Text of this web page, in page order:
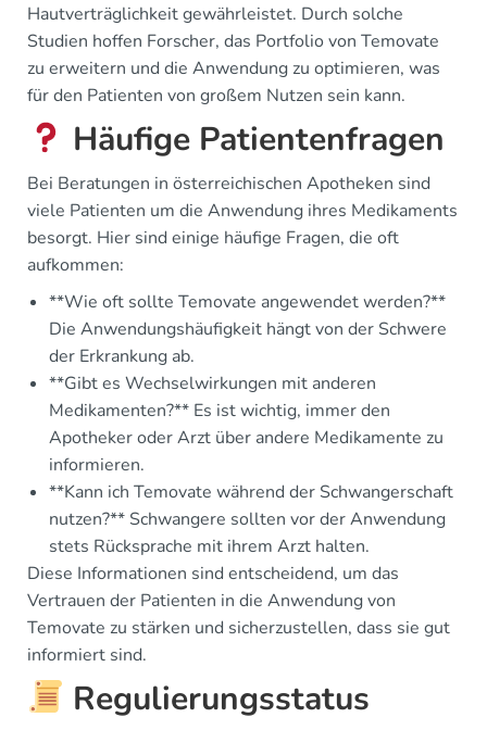
Hautverträglichkeit gewährleistet. Durch solche
Studien hoffen Forscher, das Portfolio von Temovate
zu erweitern und die Anwendung zu optimieren, was
für den Patienten von großem Nutzen sein kann.
Häufige Patientenfragen
Bei Beratungen in österreichischen Apotheken sind
viele Patienten um die Anwendung ihres Medikaments
besorgt. Hier sind einige häufige Fragen, die oft
aufkommen:
**Wie oft sollte Temovate angewendet werden?**
Die Anwendungshäufigkeit hängt von der Schwere
der Erkrankung ab.
**Gibt es Wechselwirkungen mit anderen
Medikamenten?** Es ist wichtig, immer den
Apotheker oder Arzt über andere Medikamente zu
informieren.
**Kann ich Temovate während der Schwangerschaft
nutzen?** Schwangere sollten vor der Anwendung
stets Rücksprache mit ihrem Arzt halten.
Diese Informationen sind entscheidend, um das
Vertrauen der Patienten in die Anwendung von
Temovate zu stärken und sicherzustellen, dass sie gut
informiert sind.
Regulierungsstatus